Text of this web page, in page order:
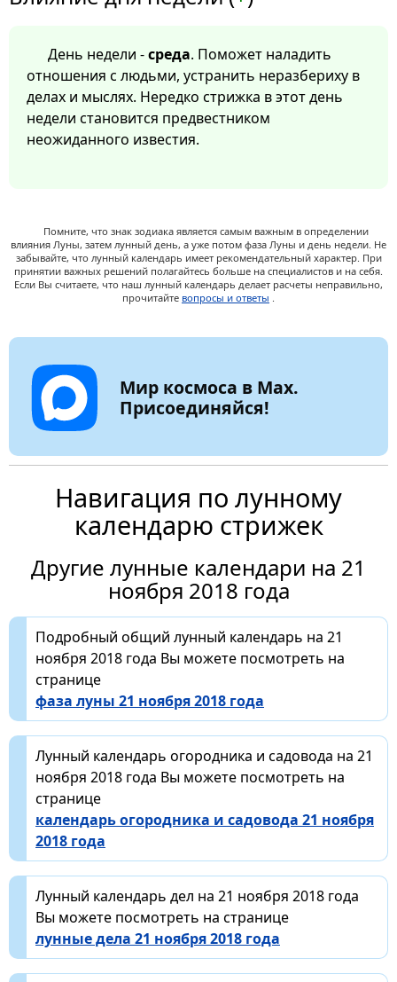
День недели -среда. Поможет наладить
отношения с людьми, устранить неразбериху в
делах и мыслях. Нередко стрижка в этот день
недели становится предвестником
неожиданного известия.
Помните, что знак зодиака является самым важным в определении
влияния Луны, затем лунный день, а уже потом фаза Луны и день недели. Не
забывайте, что лунный календарь имеет рекомендательный характер. При
принятии важных решений полагайтесь больше на специалистов и на себя.
Если Вы считаете, что наш лунный календарь делает расчеты неправильно,
прочитайте вопросы и ответы .
Мир космоса в Max.
Присоединяйся!
Навигация по лунному
календарю стрижек
Другие лунные календари на 21
ноября 2018 года
Подробный общий лунный календарь на 21
ноября 2018 года Вы можете посмотреть на
странице
фаза луны 21 ноября 2018 года
Лунный календарь огородника и садовода на 21
ноября 2018 года Вы можете посмотреть на
странице
календарь огородника и садовода 21 ноября
2018 года
Лунный календарь дел на 21 ноября 2018 года
Вы можете посмотреть на странице
лунные дела 21 ноября 2018 года